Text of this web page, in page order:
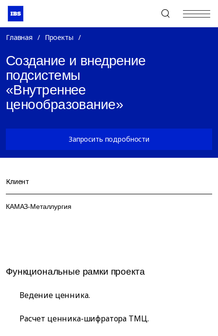
+7 (495) 967-80-80
Главная / Проекты /
Создание и внедрение
подсистемы
«Внутреннее
ценообразование»
Запросить подробности
Клиент
КАМАЗ-Металлургия
Функциональные рамки проекта
Ведение ценника.
Расчет ценника-шифратора ТМЦ.